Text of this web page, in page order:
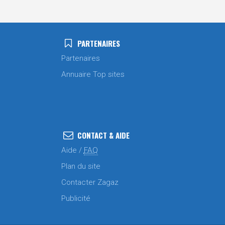
PARTENAIRES
Partenaires
Annuaire Top sites
CONTACT & AIDE
Aide / FAQ
Plan du site
Contacter Zagaz
Publicité